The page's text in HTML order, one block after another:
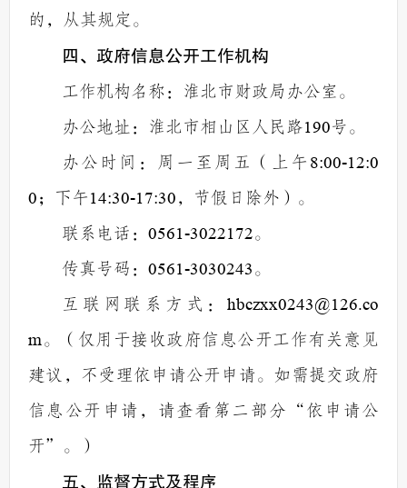
的，从其规定。
四、政府信息公开工作机构
工作机构名称：淮北市财政局办公室。
办公地址：淮北市相山区人民路190号。
办公时间：周一至周五（上午 8:00-12:0
0；下午14:30-17:30，节假日除外） 。
联系电话：0561-3022172。
传真号码：0561-3030243。
互联网联系方式： hbczxx0243@126.co
m。（仅用于接收政府信息公开工作有关意见
建议，不受理依申请公开申请。如需提交政府
信息公开申请，请查看第二部分
“依申请公
开” 。）
五、监督方式及程序